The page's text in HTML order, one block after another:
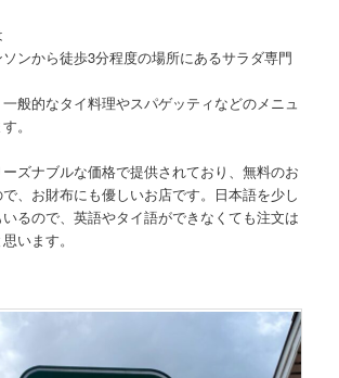
ンから徒歩3分程度の場所にあるサラダ専門
般的なタイ料理やスパゲッティなどのメニュ
。
ズナブルな価格で提供されており、無料のお
、お財布にも優しいお店です。日本語を少し
るので、英語やタイ語ができなくても注文は
います。